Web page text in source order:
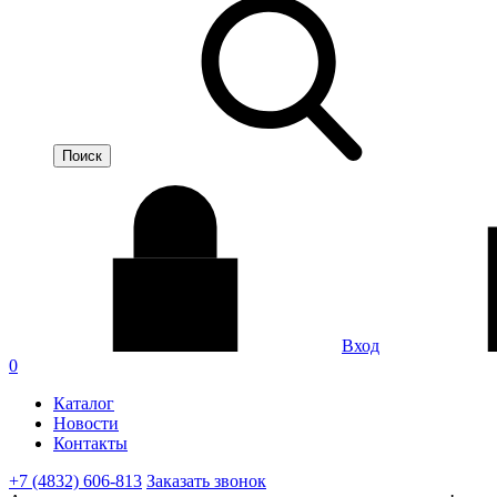
Вход
0
Каталог
Новости
Контакты
+7 (4832) 606-813 Заказать звонок